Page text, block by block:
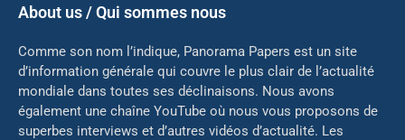
About us / Qui sommes nous
Comme son nom l’indique, Panorama Papers est un site
d’information générale qui couvre le plus clair de l’actualité
mondiale dans toutes ses déclinaisons. Nous avons
également une chaîne YouTube où nous vous proposons de
superbes interviews et d’autres vidéos d’actualité. Les